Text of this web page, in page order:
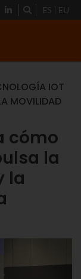
ES EU
IOT
MOVILIDAD
cómo
la
la